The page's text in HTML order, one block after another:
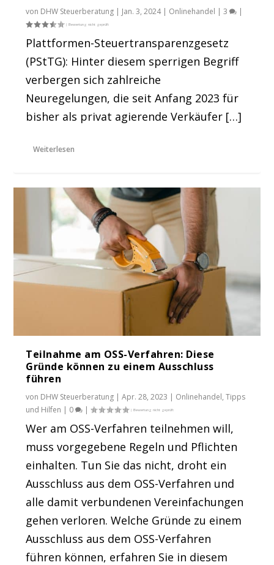
von DHW Steuerberatung | Jan. 3, 2024| Onlinehandel |3 |
Plattformen-Steuertransparenzgesetz
(PStTG): Hinter diesem sperrigen Begriff
verbergen sich zahlreiche
Neuregelungen, die seit Anfang 2023 für
bisher als privat agierende Verkäufer […]
Weiterlesen
Teilnahme am OSS-Verfahren: Diese
Gründe können zu einem Ausschluss
führen
von DHW Steuerberatung |Apr. 28, 2023 | Onlinehandel,Tipps
und Hilfen | 0 |
Wer am OSS-Verfahren teilnehmen will,
muss vorgegebene Regeln und Pflichten
einhalten. Tun Sie das nicht, droht ein
Ausschluss aus dem OSS-Verfahren und
alle damit verbundenen Vereinfachungen
gehen verloren. Welche Gründe zu einem
Ausschluss aus dem OSS-Verfahren
führen können, erfahren Sie in diesem